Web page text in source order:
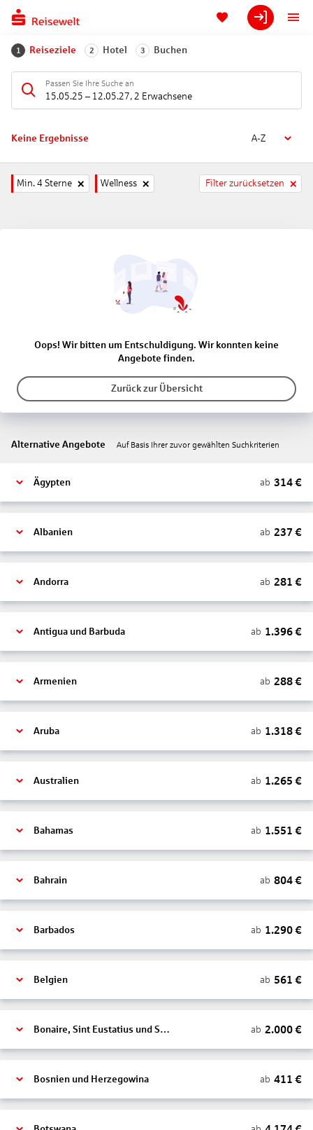
1 Reiseziele 2 Hotel 3 Buchen
Passen Sie Ihre Suche an
15.05.25 – 12.05.27, 2 Erwachsene
Keine Ergebnisse A-Z
Min. 4 Sterne Wellness Filter zurücksetzen
Oops! Wir bitten um Entschuldigung. Wir konnten keine
Angebote finden.
Zurück zur Übersicht
Alternative Angebote Auf Basis Ihrer zuvor gewählten Suchkriterien
Ägypten ab 314€
Albanien ab 237 €
Andorra ab 281 €
Antigua und Barbuda ab 1.396€
Armenien ab 288€
Aruba ab 1.318€
Australien ab 1.265 €
Bahamas ab 1.551 €
Bahrain ab 804€
Barbados ab 1.290€
Belgien ab 561 €
Bonaire, Sint Eustatius und Saba ab 2.000€
Bosnien und Herzegowina ab 411 €